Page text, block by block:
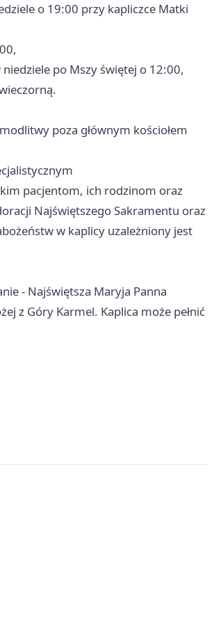
o 19:00 przy kapliczce Matki
po Mszy świętej o 12:00,
poza głównym kościołem
pacjentom, ich rodzinom oraz
Najświętszego Sakramentu oraz
w kaplicy uzależniony jest
- Najświętsza Maryja Panna
z Góry Karmel. Kaplica może pełnić